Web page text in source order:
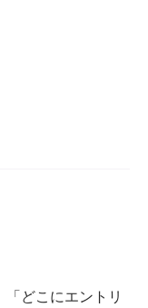
どこにエントリ